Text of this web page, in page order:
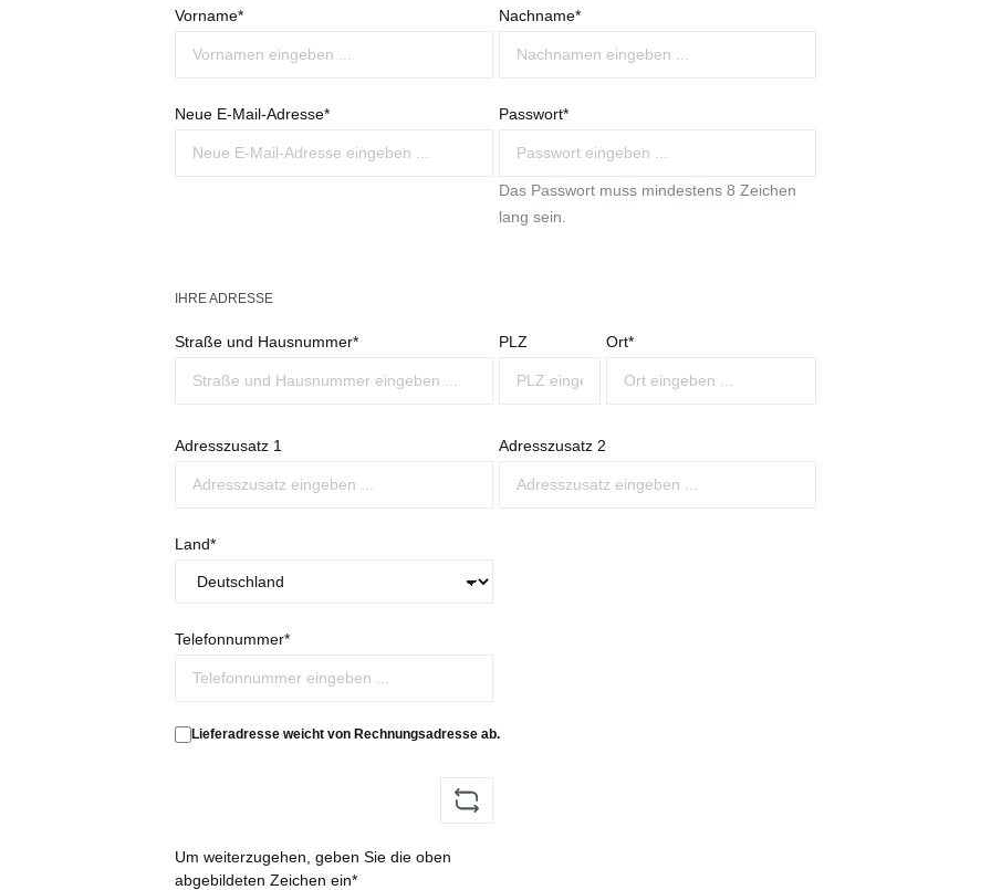
Vorname* Nachname*
Neue E-Mail-Adresse* Passwort*
Das Passwort muss mindestens 8 Zeichen
lang sein.
IHRE ADRESSE
Straße und Hausnummer* PLZ Ort*
Adresszusatz 1 Adresszusatz 2
Land*
Telefonnummer*
Lieferadresse weicht von Rechnungsadresse ab.
Um weiterzugehen, geben Sie die oben
abgebildeten Zeichen ein*